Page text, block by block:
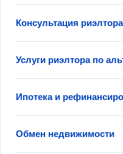
Консультация
Услуги риэлтора по
Ипотека и
Обмен недвижимости